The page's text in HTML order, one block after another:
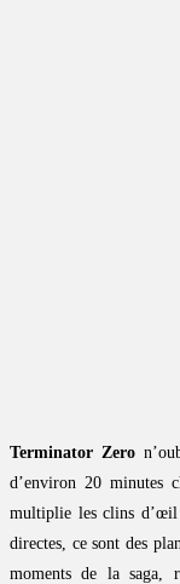
Terminator Zero
d’environ 20 minutes
multiplie les clins d’œil
directes, ce sont des
moments de la saga,